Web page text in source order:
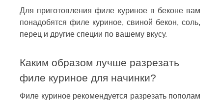
Для приготовления филе куриное в беконе вам
понадобятся филе куриное, свиной бекон, соль,
перец и другие специи по вашему вкусу.
Каким образом лучше разрезать
филе куриное для начинки?
Филе куриное рекомендуется разрезать пополам